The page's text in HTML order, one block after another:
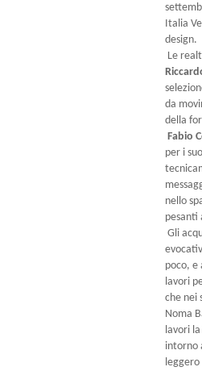
Italia
design.
Le
da
della
Fabio
per i
nello
pesanti
Gli
poco, e
lavori
che nei
Noma
lavori
intorno